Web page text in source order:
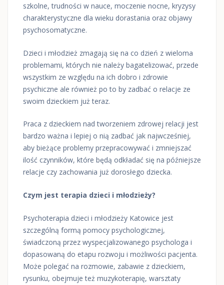
szkolne, trudności w nauce, moczenie nocne, kryzysy
charakterystyczne dla wieku dorastania oraz objawy
psychosomatyczne.
Dzieci i młodzież zmagają się na co dzień z wieloma
problemami, których nie należy bagatelizować, przede
wszystkim ze względu na ich dobro i zdrowie
psychiczne ale również po to by zadbać o relacje ze
swoim dzieckiem już teraz.
Praca z dzieckiem nad tworzeniem zdrowej relacji jest
bardzo ważna i lepiej o nią zadbać jak najwcześniej,
aby bieżące problemy przepracowywać i zmniejszać
ilość czynników, które będą odkładać się na późniejsze
relacje czy zachowania już dorosłego dziecka.
Czym jest terapia dzieci i młodzieży?
Psychoterapia dzieci i młodzieży Katowice jest
szczególną formą pomocy psychologicznej,
świadczoną przez wyspecjalizowanego psychologa i
dopasowaną do etapu rozwoju i możliwości pacjenta.
Może polegać na rozmowie, zabawie z dzieckiem,
rysunku, obejmuje też muzykoterapię, warsztaty